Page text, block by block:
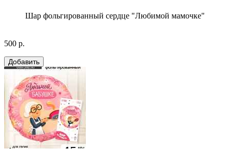
Шар фольгированный сердце "Любимой мамочке"
500 р.